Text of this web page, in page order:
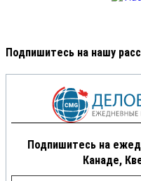
Подпишитесь на нашу
Подпишитесь на
Канаде,